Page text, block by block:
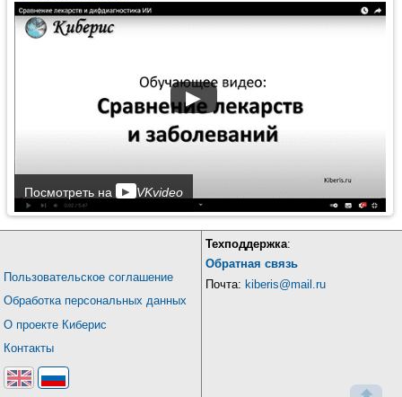
▶
Посмотреть на ▶ VKvideo
Пользовательское соглашение
Обработка персональных данных
О проекте Киберис
Контакты
Техподдержка:
Обратная связь
Почта: kiberis@mail.ru